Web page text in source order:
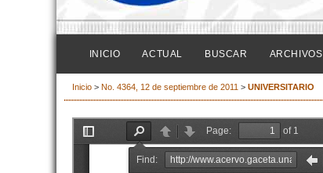
INICIO ACTUAL BUSCAR ARCHIVOS
Inicio > No. 4364, 12 de septiembre de 2011 > UNIVERSITARIO